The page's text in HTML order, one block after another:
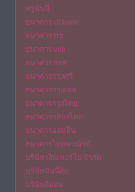
ทรูมันนี่
ธนาคาร citibank
ธนาคาร ttb
ธนาคาร uob
ธนาคาร ธกส
ธนาคารกรุงศรี
ธนาคารกรุงเทพ
ธนาคารกรุงไทย
ธนาคารกสิกรไทย
ธนาคารออมสิน
ธนาคารไทยพาณิชย์
บริษัท เงินเทอร์โบ จำกัด
บริษัทมันนี่ฮับ
บริษัทอิออน